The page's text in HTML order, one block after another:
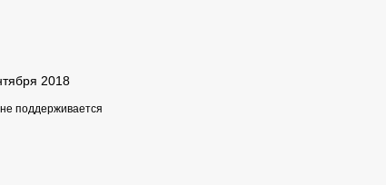
2018
поддерживается